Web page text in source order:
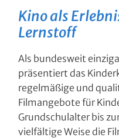
Kino als
Lernstoff
Als bundesweit
präsentiert das
regelmäßige und
Filmangebote für
Grundschulalter bis
vielfältige Weise die